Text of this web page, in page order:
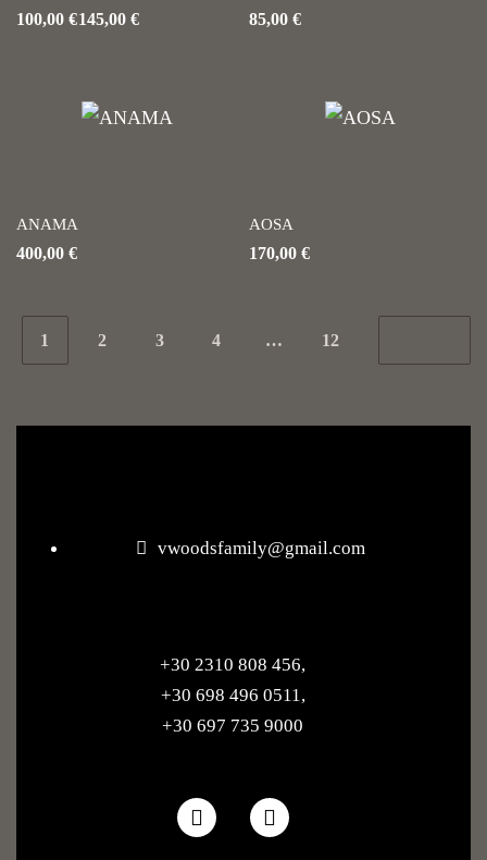
100,00 €145,00€ 85,00 €
ANAMA
400,00 €
AOSA
170,00 €
1 2 3 4 … 12
vwoodsfamily@gmail.com
+30 2310 808 456,
+30 698 496 0511 ,
+30 697 735 9000